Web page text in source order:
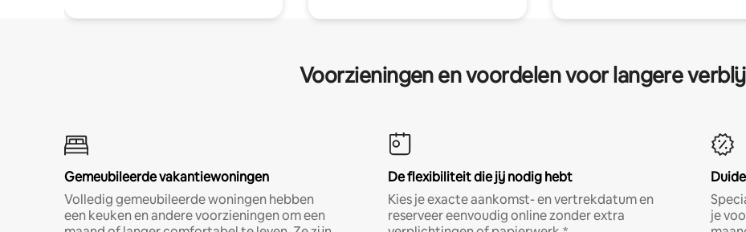
Voorzieningen en voordelen voor langere
Gemeubileerde vakantiewoningen
Volledig gemeubileerde woningen hebben
een keuken en andere voorzieningen om een
De flexibiliteit die jij nodig hebt
Kies je exacte aankomst- en vertrekdatum en
reserveer eenvoudig online zonder extra
je